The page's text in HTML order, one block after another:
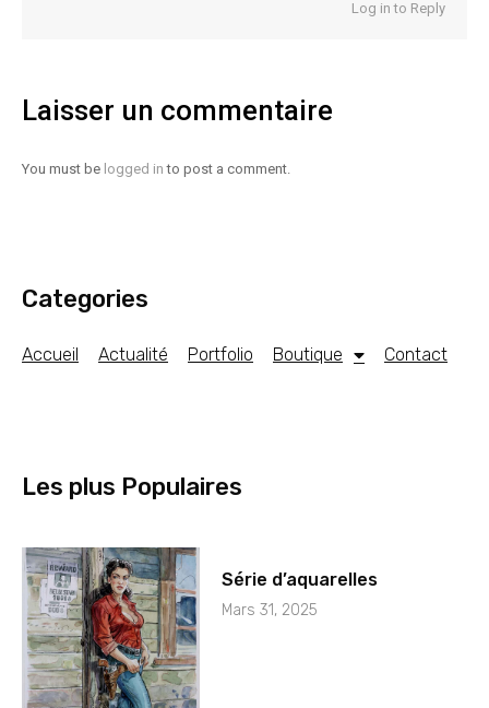
Log in to Reply
Laisser un commentaire
You must be logged in to post a comment.
Categories
Accueil Actualité Portfolio Boutique Contact
Les plus Populaires
Série d’aquarelles
Mars 31, 2025